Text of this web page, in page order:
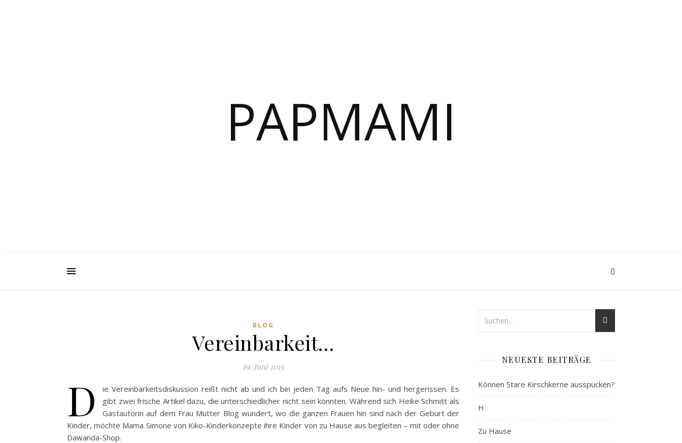
PAPMAMI
BLOG
Vereinbarkeit…
19. Juni 2015
D
ie Vereinbarkeitsdiskussion reißt nicht ab und ich bin jeden Tag aufs Neue hin- und hergerissen. Es
gibt zwei frische Artikel dazu, die unterschiedlicher nicht sein könnten. Während sich Heike Schmitt als
Gastautorin auf dem Frau Mutter Blog wundert, wo die ganzen Frauen hin sind nach der Geburt der
Kinder, möchte Mama Simone von Kiko-Kinderkonzepte ihre Kinder von zu Hause aus begleiten – mit oder ohne
Dawanda-Shop.
NEUESTE BEITRÄGE
Können Stare Kirschkerne ausspucken?
H
Zu Hause